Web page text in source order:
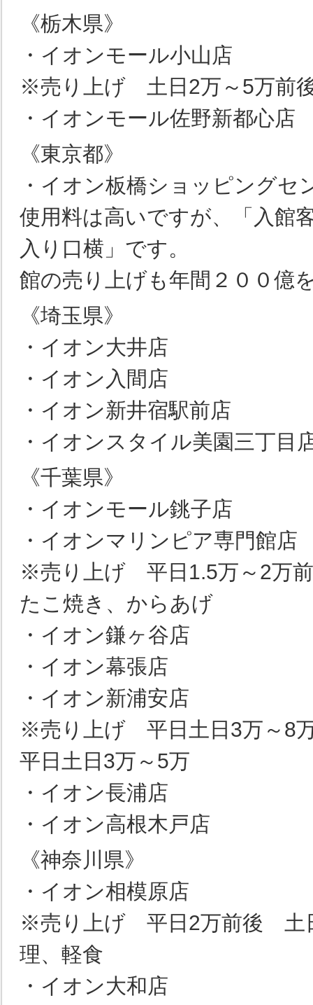
《栃木県》
・イオンモール小山店
※売り上げ 土日2万～5万前
・イオンモール佐野新都心店
《東京都》
・イオン板橋ショッピングセ
使用料は高いですが、「入館
入り口横」です。
館の売り上げも年間２００億
《埼玉県》
・イオン大井店
・イオン入間店
・イオン新井宿駅前店
・イオンスタイル美園三丁目
《千葉県》
・イオンモール銚子店
・イオンマリンピア専門館店
※売り上げ 平日1.5万～2万
たこ焼き、からあげ
・イオン鎌ヶ谷店
・イオン幕張店
・イオン新浦安店
※売り上げ 平日土日3万～8
平日土日3万～5万
・イオン長浦店
・イオン高根木戸店
《神奈川県》
・イオン相模原店
※売り上げ 平日2万前後 土
理、軽食
・イオン大和店